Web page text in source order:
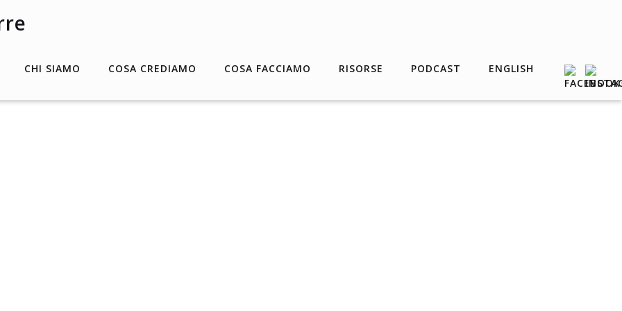
CHI SIAMO COSA CREDIAMO COSA FACCIAMO RISORSE PODCAST ENGLISH